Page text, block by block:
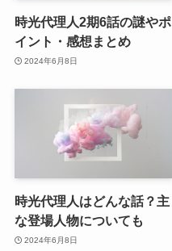
時光代理人2期6話の謎やポ
イント・感想まとめ
2024年6月8日
時光代理人はどんな話？主
な登場人物についても
2024年6月8日